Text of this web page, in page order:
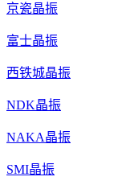
京瓷晶振
富士晶振
西铁城晶振
NDK晶振
NAKA晶振
SMI晶振